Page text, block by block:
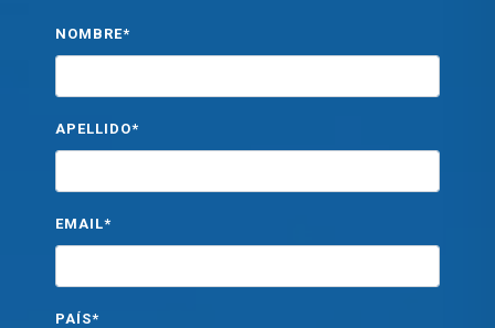
NOMBRE*
APELLIDO*
EMAIL*
PAÍS*